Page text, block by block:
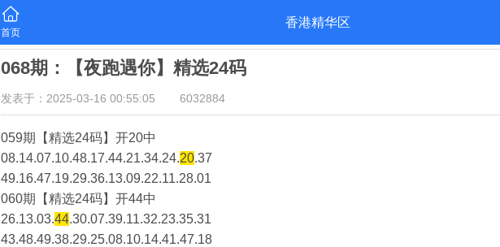
首页
香港精华区
068期：【夜跑遇你】精选24码
发表于：2025-03-16 00:55:05 6032884
059期【精选24码】开20中
08.14.07.10.48.17.44.21.34.24.20.37
49.16.47.19.29.36.13.09.22.11.28.01
060期【精选24码】开44中
26.13.03.44.30.07.39.11.32.23.35.31
43.48.49.38.29.25.08.10.14.41.47.18